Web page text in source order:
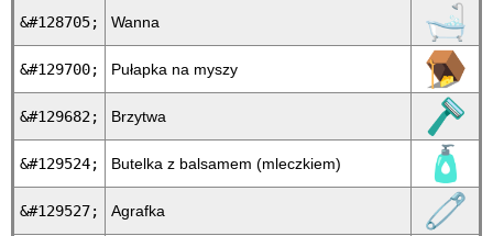
&#128705; Wanna 🛁
&#129700; Pułapka na myszy 🪤
&#129682; Brzytwa 🪒
&#129524; Butelka z balsamem (mleczkiem) 🧴
&#129527; Agrafka 🧷